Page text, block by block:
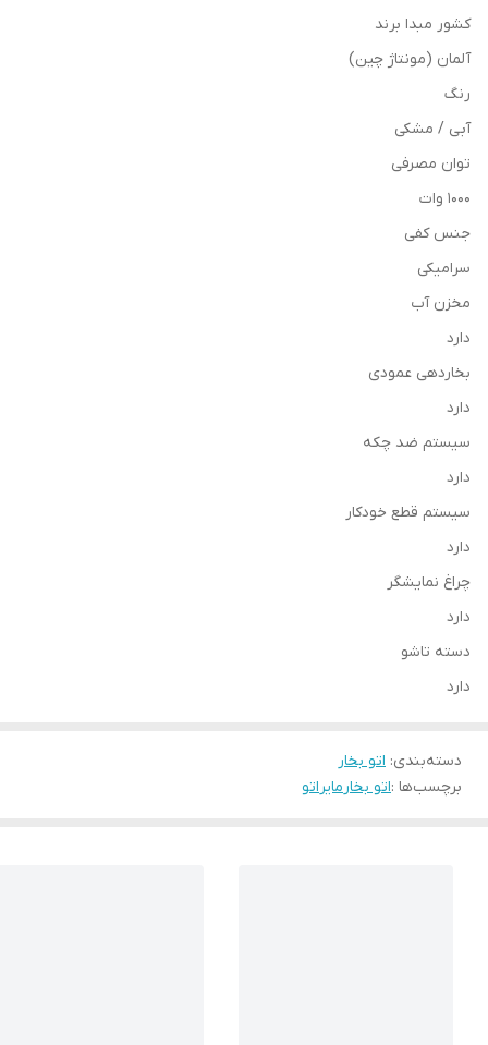
کشور مبدا برند
آلمان (مونتاژ چین)
رنگ
آبی / مشکی
توان مصرفی
1000 وات
جنس کفی
سرامیکی
مخزن آب
دارد
بخاردهی عمودی
دارد
سیستم ضد چکه
دارد
سیستم قطع خودکار
دارد
چراغ نمایشگر
دارد
دسته تاشو
دارد
دسته‌بندی: اتو بخار
برچسب‌ها :اتو بخارمایراتو